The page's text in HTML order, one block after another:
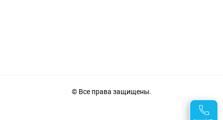
© Все права защищены.